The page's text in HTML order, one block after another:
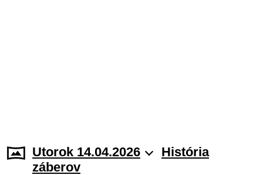
Utorok 14.04.2026
História
záberov